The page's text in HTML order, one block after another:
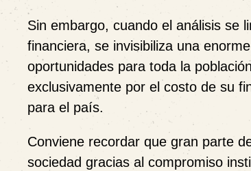
Sin embargo, cuando el análisis se
financiera, se invisibiliza una
oportunidades para toda la
exclusivamente por el costo de su
para el país.
Conviene recordar que gran parte
sociedad gracias al compromiso